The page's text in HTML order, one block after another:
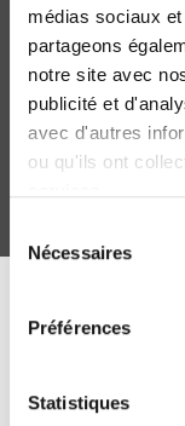
médias sociaux
partageons
notre site avec
publicité et
avec d'autres
ou qu'ils ont
du Nécessaires
Préférences
Statistiques
Morale ou
La déontologie
Judith Assouly